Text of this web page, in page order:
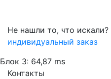
Не нашли то, что искали?
индивидуальный заказ
Блок 3: 64,87 ms
Контакты